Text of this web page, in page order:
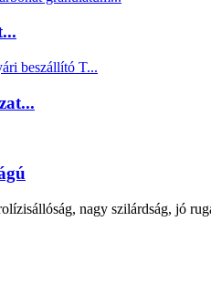
nagy szilárdság, jó